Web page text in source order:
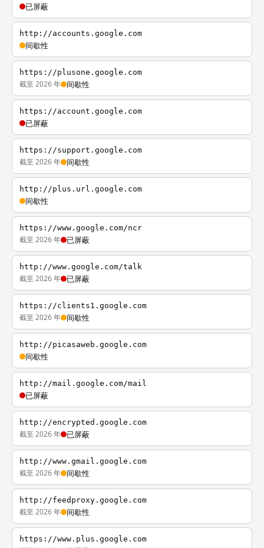
已屏蔽
http://accounts.google.com
间歇性
https://plusone.google.com
截至 2026 年 间歇性
https://account.google.com
已屏蔽
https://support.google.com
截至 2026 年 间歇性
http://plus.url.google.com
间歇性
https://www.google.com/ncr
截至 2026 年 已屏蔽
http://www.google.com/talk
截至 2026 年 已屏蔽
https://clients1.google.com
截至 2026 年 间歇性
http://picasaweb.google.com
间歇性
http://mail.google.com/mail
已屏蔽
http://encrypted.google.com
截至 2026 年 已屏蔽
http://www.gmail.google.com
截至 2026 年 间歇性
http://feedproxy.google.com
截至 2026 年 间歇性
https://www.plus.google.com